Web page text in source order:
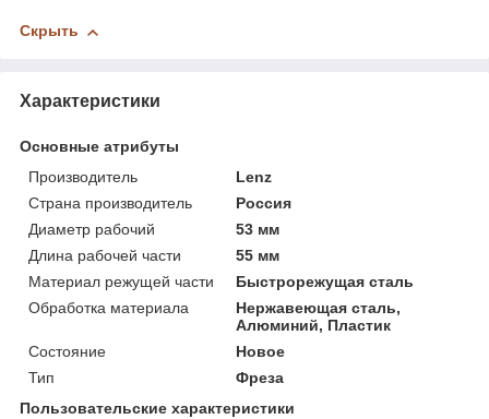
Скрыть
Характеристики
Основные атрибуты
Производитель
Lenz
Страна производитель
Россия
Диаметр рабочий
53 мм
Длина рабочей части
55 мм
Материал режущей части
Быстрорежущая сталь
Обработка материала
Нержавеющая сталь,
Алюминий, Пластик
Состояние
Новое
Тип
Фреза
Пользовательские характеристики